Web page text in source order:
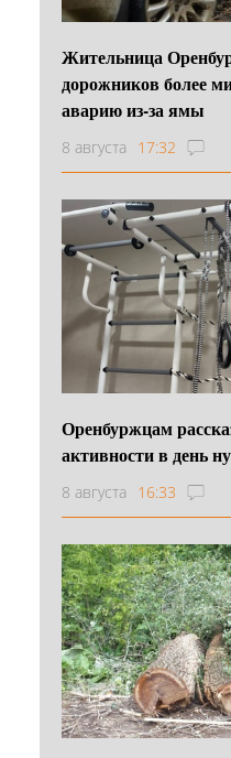
Жительница
дорожников более
аварию из-за ямы
8 августа 17:32
Оренбуржцам
активности в день
8 августа 16:33